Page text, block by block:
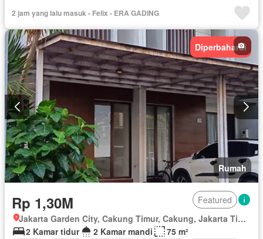
Keamanan
Kolam renang
Ruang layanan
Keamanan 24 jam
Berperabot lengkap
2 jam yang lalu masuk - Felix - ERA GADING
Diperbaharui
Rumah
Rp 1,30M
Featured
Jakarta Garden City, Cakung Timur, Cakung, Jakarta Timur, Daerah Khusus Ibukota Jakarta
2 Kamar tidur
2 Kamar mandi
75 m²